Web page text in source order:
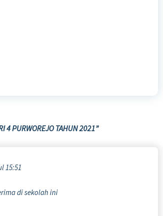
4 PURWOREJO TAHUN 2021”
15:51
di sekolah ini